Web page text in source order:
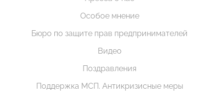
Особое мнение
Бюро по защите прав предпринимателей
Видео
Поздравления
Поддержка МСП. Антикризисные меры